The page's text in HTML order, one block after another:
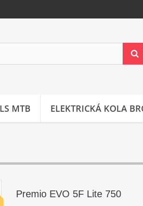
MTB ELEKTRICKÁ KOLA
Premio EVO 5F Lite 750